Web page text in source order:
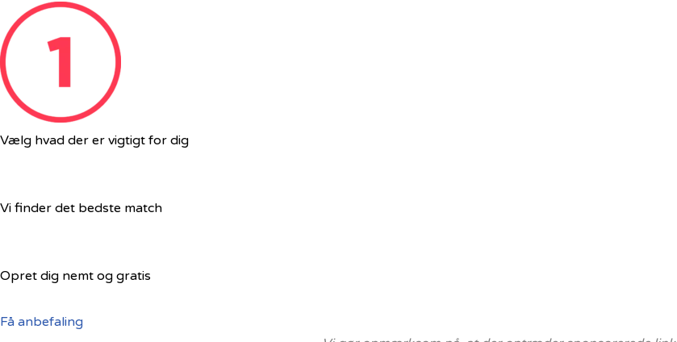
Vælg hvad der er vigtigt for dig
Vi finder det bedste match
Opret dig nemt og gratis
Få anbefaling